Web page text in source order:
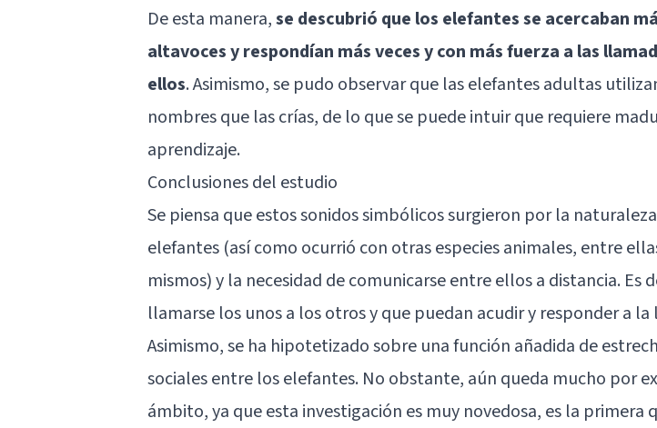
De esta manera,se descubrió que los elefantes se acercaban
altavoces y respondían más veces y con más fuerza a las
ellos. Asimismo, se pudo observar que las elefantes adultas
nombres que las crías, de lo que se puede intuir que requiere
aprendizaje.
Conclusiones del estudio
Se piensa que estos sonidos simbólicos surgieron por la
elefantes (así como ocurrió con otras especies animales, entre
mismos) y la necesidad de comunicarse entre ellos a distancia. Es
llamarse los unos a los otros y que puedan acudir y responder a
Asimismo, se ha hipotetizado sobre una función añadida de
sociales entre los elefantes. No obstante, aún queda mucho por
ámbito, ya que esta investigación es muy novedosa, es la primera